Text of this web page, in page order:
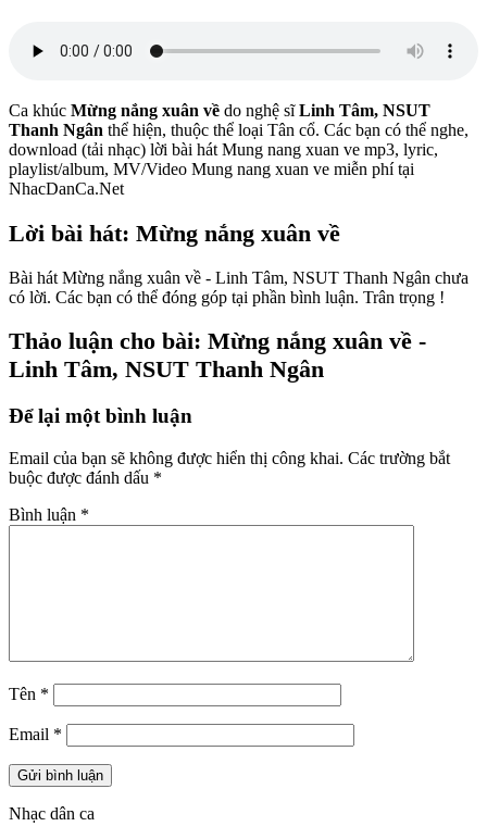
Ca khúc Mừng nắng xuân về do nghệ sĩLinh Tâm, NSUT
Thanh Ngân thể hiện, thuộc thể loại Tân cổ. Các bạn có thể nghe,
download (tải nhạc) lời bài hát Mung nang xuan ve mp3, lyric,
playlist/album, MV/Video Mung nang xuan ve miễn phí tại
NhacDanCa.Net
Lời bài hát: Mừng nắng xuân về
Bài hát Mừng nắng xuân về - Linh Tâm, NSUT Thanh Ngân chưa
có lời. Các bạn có thể đóng góp tại phần bình luận. Trân trọng !
Thảo luận cho bài: Mừng nắng xuân về -
Linh Tâm, NSUT Thanh Ngân
Để lại một bình luận
Email của bạn sẽ không được hiển thị công khai. Các trường bắt
buộc được đánh dấu *
Bình luận *
Tên *
Email *
Nhạc dân ca